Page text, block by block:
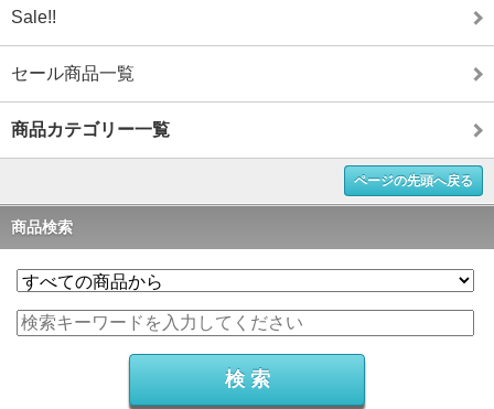
Sale!!
セール商品一覧
商品カテゴリー一覧
ページの先頭へ戻る
商品検索